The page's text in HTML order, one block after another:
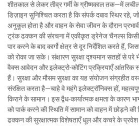
शीतकाल से लेकर तीव्र गर्मी के ग्रीष्मकाल तक—में
डिज़ाइन सुनिश्चित करता है कि संपर्क दबाव स्थिर रहे,
अनुकूल होता है और वाहन के सेवा जीवन के दौरान
ट्रंक ढक्कन की संरचना में एकीकृत ड्रेनेज चैनल्स किसी
पार करने के बाद कार्गो क्षेत्र से दूर निर्देशित करते हैं,
को रोका जा सके। संक्षारण सुरक्षा दृश्यमान सतहों से परे
वैक्स आवेदन और इलेक्ट्रो-कोटिंग प्रक्रियाएँ आंतरिक
हैं। सुरक्षा और मौसम सुरक्षा का यह संयोजन संग्रहीत
संरक्षित करता है—चाहे वे महंगे इलेक्ट्रॉनिक्स हों,
किराने के सामान। इस द्वैध-कार्यात्मक क्षमता के कारण
को पार्क करने की स्थिति में सामान को वाहन में छोड़ने की
ढक्कन की सुरक्षात्मक विशेषताएँ धूल और कचरे के प्रवेश